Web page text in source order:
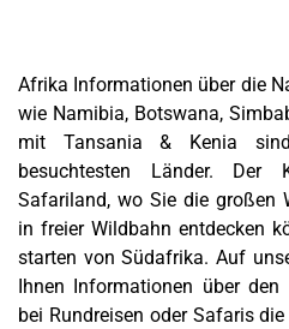
Afrika Informationen über die
wie Namibia, Botswana,
mit Tansania & Kenia
besuchtesten Länder.
Safariland, wo Sie die großen
in freier Wildbahn entdecken
starten von Südafrika. Auf
Ihnen Informationen über
bei Rundreisen oder Safaris